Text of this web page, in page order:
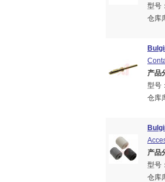
型号：
仓库
产品
型号：
仓库
产品
型号：
仓库